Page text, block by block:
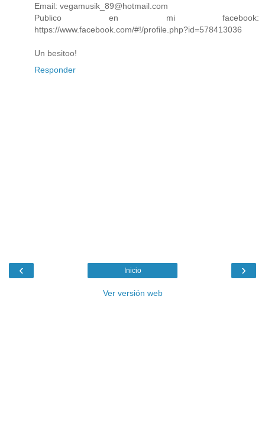
Email: vegamusik_89@hotmail.com
Publico en mi facebook:
https://www.facebook.com/#!/profile.php?id=578413036
Un besitoo!
Responder
‹ ›
Inicio
Ver versión web